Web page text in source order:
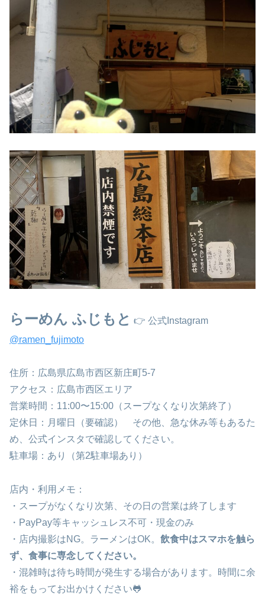
らーめん ふじもと 👉 公式Instagram
@ramen_fujimoto
住所：広島県広島市西区新庄町5-7
アクセス：広島市西区エリア
営業時間：11:00〜15:00（スープなくなり次第終了）
定休日：月曜日（要確認） その他、急な休み等もあるた
め、公式インスタで確認してください。
駐車場：あり（第2駐車場あり）
店内・利用メモ：
・スープがなくなり次第、その日の営業は終了します
・PayPay等キャッシュレス不可・現金のみ
・店内撮影はNG。ラーメンはOK。 飲食中はスマホを触ら
ず、食事に専念してください。
・混雑時は待ち時間が発生する場合があります。時間に余
裕をもってお出かけください🐸